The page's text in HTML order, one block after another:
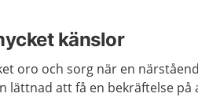
känslor
oro och sorg när en
lättnad att få en bekräftelse